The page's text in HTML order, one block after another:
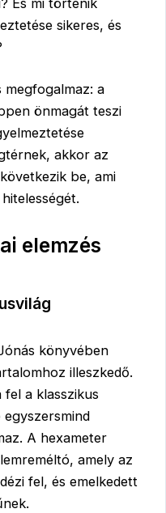
És mi történik
sikeres, és
a
önmagát teszi
akkor az
be, ami
elemzés
könyvében
illeszkedő.
a klasszikus
A hexameter
amely az
fel, és emelkedett